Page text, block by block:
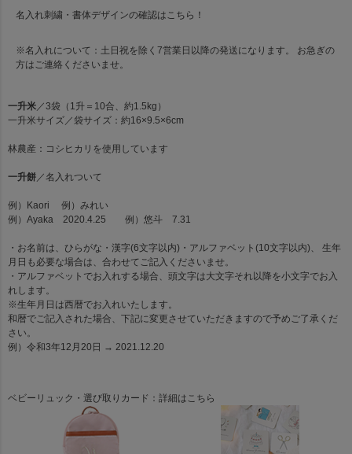
名入れ刺繍・書体デザインの確認はこちら！
※名入れについて：土日祝を除く7営業日以降の発送になります。 お急ぎの
方はご連絡くださいませ。
一升米／3袋（1升＝10合、約1.5kg）
一升米サイズ／袋サイズ：約16×9.5×6cm
林農産：コシヒカリを使用しています
一升餅／名入れついて
例）Kaori 例）みれい
例）Ayaka 2020.4.25 例）悠斗 7.31
・お名前は、ひらがな・漢字(6文字以内)・アルファベット(10文字以内)、 生年
月日も必要な場合は、合わせてご記入くださいませ。
・アルファベットでお入れする場合、頭文字は大文字それ以降を小文字でお入
れします。
※生年月日は西暦でお入れいたします。
和暦でご記入された場合、下記に変更させていただきますので予めご了承くだ
さい。
例）令和3年12月20日 → 2021.12.20
ベビーリュック・選び取りカード：詳細はこちら